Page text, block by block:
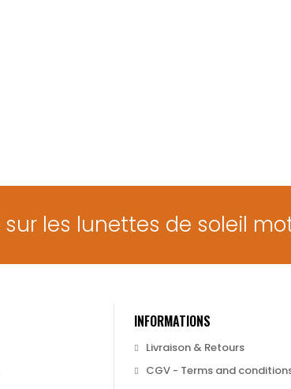
sur les lunettes de soleil
INFORMATIONS
Livraison & Retours
CGV - Terms and